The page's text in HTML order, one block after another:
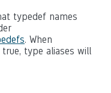
typedef names
. When
true, type aliases will